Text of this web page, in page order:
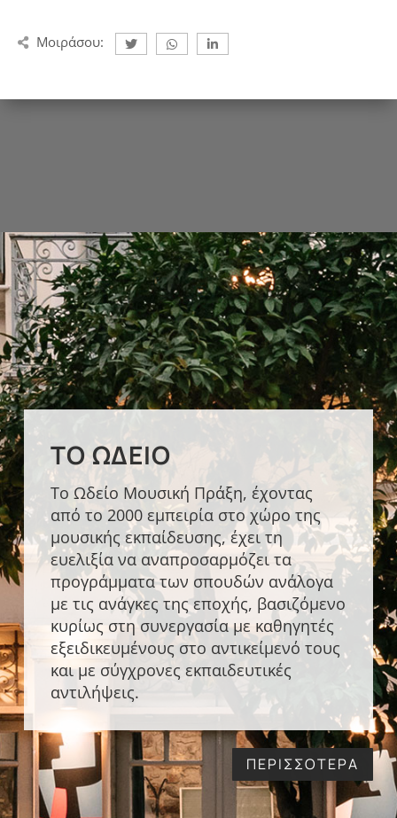
Μοιράσου:
ΤΟ ΩΔΕΊΟ
Το Ωδείο Μουσική Πράξη, έχοντας
από το 2000 εμπειρία στο χώρο της
μουσικής εκπαίδευσης, έχει τη
ευελιξία να αναπροσαρμόζει τα
προγράμματα των σπουδών ανάλογα
με τις ανάγκες της εποχής, βασιζόμενο
κυρίως στη συνεργασία με καθηγητές
εξειδικευμένους στο αντικείμενό τους
και με σύγχρονες εκπαιδευτικές
αντιλήψεις.
ΠΕΡΙΣΣΟΤΕΡΑ